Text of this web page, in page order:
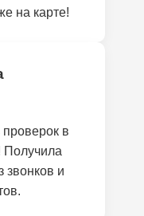
на карте!
в
Получила
звонков и